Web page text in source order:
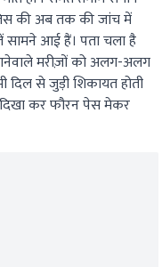
की अब तक की जांच में
सामने आई हैं। पता चला है
मरीज़ों को अलग-अलग
दिल से जुड़ी शिकायत होती
दिखा कर फौरन पेस मेकर